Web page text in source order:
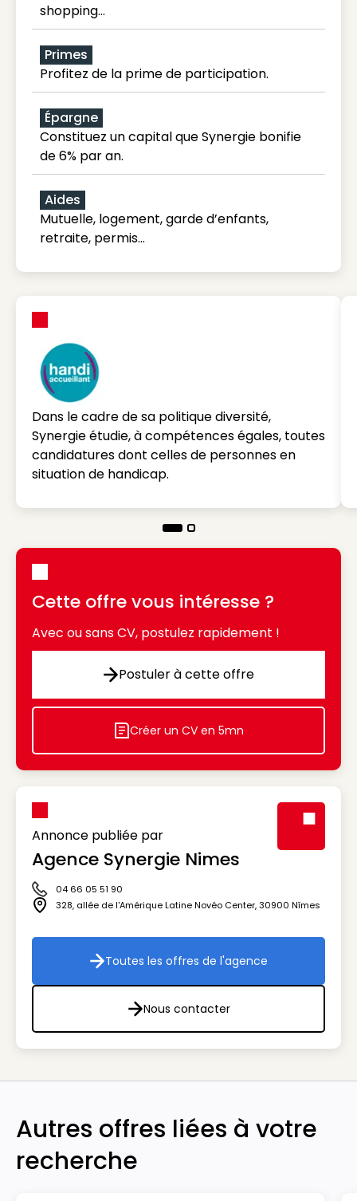
shopping...
Primes
Profitez de la prime de participation.
Épargne
Constituez un capital que Synergie bonifie
de 6% par an.
Aides
Mutuelle, logement, garde d’enfants,
retraite, permis…
Dans le cadre de sa politique diversité,
Synergie étudie, à compétences égales, toutes
candidatures dont celles de personnes en
situation de handicap.
Cette offre vous intéresse ?
Avec ou sans CV, postulez rapidement !
Postuler à cette offre
Postuler à cette offre
Icon decorative
Créer un CV en 5mn
Annonce publiée par
Agence Synergie Nimes
Icône téléphone
04 66 05 51 90
Icône adresse
328, allée de l'Amérique Latine Novéo Center,30900 Nîmes
Toutes les offres de l'agence
Toutes les offres de l'agence
Nous contacter
Nous contacter
Autres offres liées à votre
recherche